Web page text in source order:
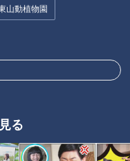
山動植物園
る
ニークな「道」を変化球
ビにて毎週火曜日よる
はこちら